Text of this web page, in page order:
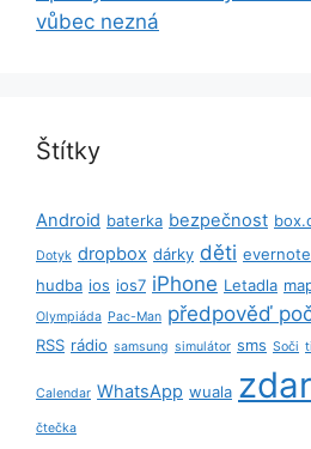
vůbec nezná
Štítky
Android baterka bezpečnost
Dotyk dropbox dárky děti evernote
hudba ios ios7 iPhone Letadla
Olympiáda Pac-Man předpověď
RSS rádio samsung simulátor sms Soči
Calendar WhatsApp wuala
čtečka